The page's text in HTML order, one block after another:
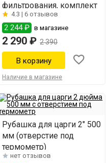
фильтрования, комплект
4.3 |6 отзывов
2 244 ₽ в магазине
2 290 ₽ 2 390
Наличие в магазине
Рубашка для царги 2" 500
мм (отверстие под
термометр)
нет отзывов